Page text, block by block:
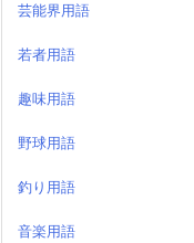
芸能界用語
若者用語
趣味用語
野球用語
釣り用語
音楽用語